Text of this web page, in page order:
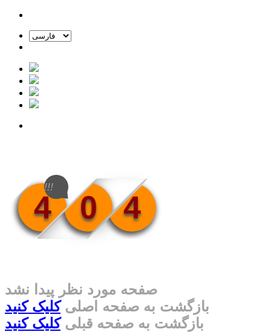
4 0 4
!!!
صفحه مورد نظر پیدا نشد
بازگشت به صفحه اصلیکلیک کنید
بازگشت به صفحه قبلیکلیک کنید